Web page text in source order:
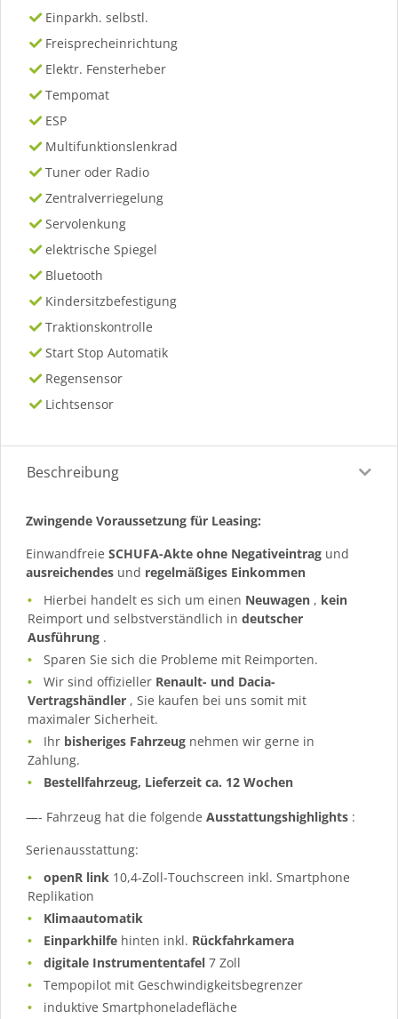
Einparkh. selbstl.
Freisprecheinrichtung
Elektr. Fensterheber
Tempomat
ESP
Multifunktionslenkrad
Tuner oder Radio
Zentralverriegelung
Servolenkung
elektrische Spiegel
Bluetooth
Kindersitzbefestigung
Traktionskontrolle
Start Stop Automatik
Regensensor
Lichtsensor
Beschreibung
Zwingende Voraussetzung für Leasing:
Einwandfreie SCHUFA-Akte ohne Negativeintrag und
ausreichendes und regelmäßiges Einkommen
Hierbei handelt es sich um einen Neuwagen , kein
Reimport und selbstverständlich in deutscher
Ausführung .
Sparen Sie sich die Probleme mit Reimporten.
Wir sind offizieller Renault- und Dacia-
Vertragshändler , Sie kaufen bei uns somit mit
maximaler Sicherheit.
Ihr bisheriges Fahrzeug nehmen wir gerne in
Zahlung.
Bestellfahrzeug, Lieferzeit ca. 12 Wochen
—- Fahrzeug hat die folgende Ausstattungshighlights :
Serienausstattung:
openR link 10,4-Zoll-Touchscreen inkl. Smartphone
Replikation
Klimaautomatik
Einparkhilfe hinten inkl. Rückfahrkamera
digitale Instrumententafel 7 Zoll
Tempopilot mit Geschwindigkeitsbegrenzer
induktive Smartphoneladefläche